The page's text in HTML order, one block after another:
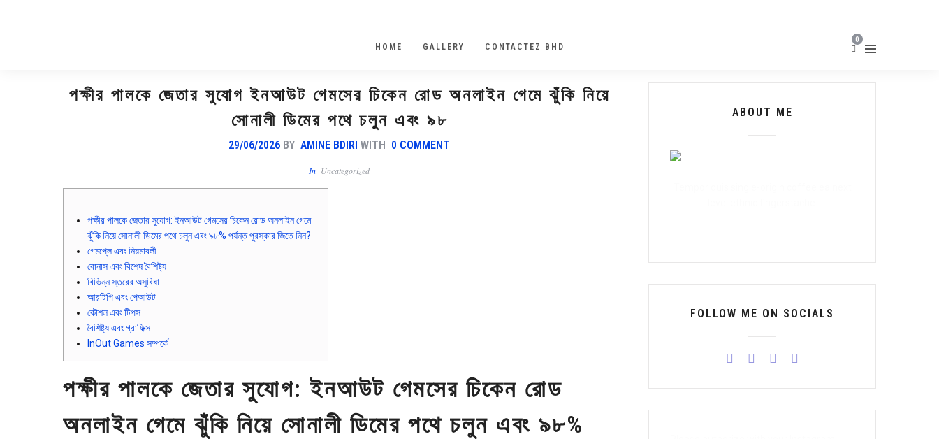
HOME GALLERY CONTACTEZ BHD
0
পক্ষীর পালকে জেতার সুযোগ ইনআউট গেমসের চিকেন রোড অনলাইন গেমে ঝুঁকি নিয়ে
সোনালী ডিমের পথে চলুন এবং ৯৮
29/06/2026 BYAMINE BDIRI WITH 0 COMMENT
In Uncategorized
পক্ষীর পালকে জেতার সুযোগ: ইনআউট গেমসের চিকেন রোড অনলাইন গেমে
ঝুঁকি নিয়ে সোনালী ডিমের পথে চলুন এবং ৯৮% পর্যন্ত পুরস্কার জিতে নিন?
গেমপ্লে এবং নিয়মাবলী
বোনাস এবং বিশেষ বৈশিষ্ট্য
বিভিন্ন স্তরের অসুবিধা
আরটিপি এবং পেআউট
কৌশল এবং টিপস
বৈশিষ্ট্য এবং গ্রাফিক্স
InOut Games সম্পর্কে
পক্ষীর পালকে জেতার সুযোগ: ইনআউট গেমসের চিকেন রোড
অনলাইন গেমে ঝুঁকি নিয়ে সোনালী ডিমের পথে চলুন এবং ৯৮%
ABOUT ME
FOLLOW ME ON SOCIALS